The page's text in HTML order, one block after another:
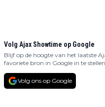
Volg Ajax Showtime op Google
Blijf op de hoogte van het laatste
favoriete bron in Google in te stellen.
Volg ons op Google